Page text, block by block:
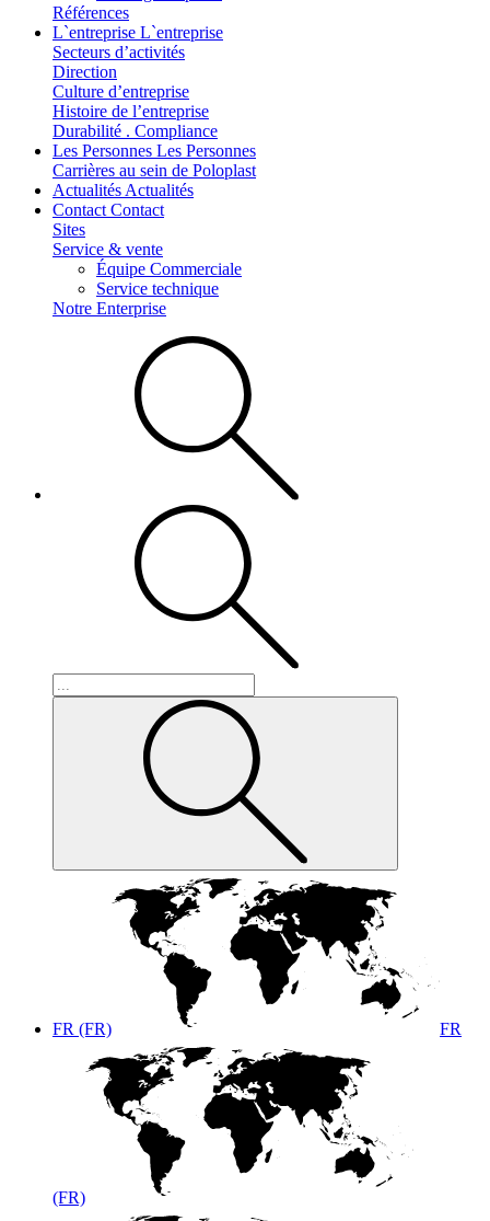
Références
L`entreprise L`entreprise
Secteurs d’activités
Direction
Culture d’entreprise
Histoire de l’entreprise
Durabilité . Compliance
Les Personnes Les Personnes
Carrières au sein de Poloplast
Actualités Actualités
Contact Contact
Sites
Service & vente
Équipe Commerciale
Service technique
Notre Enterprise
FR (FR) FR
(FR)